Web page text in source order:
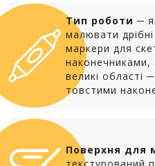
Тип роботи ─
малювати
маркери для
великі області
товстими
Поверхня для
текстурований